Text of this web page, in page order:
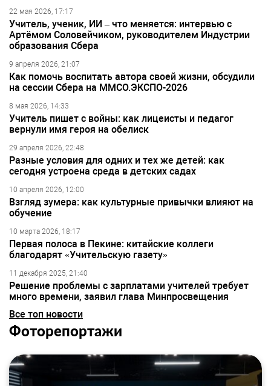
22 мая 2026, 17:17
Учитель, ученик, ИИ – что меняется: интервью с
Артёмом Соловейчиком, руководителем Индустрии
образования Сбера
9 апреля 2026, 21:07
Как помочь воспитать автора своей жизни, обсудили
на сессии Сбера на ММСО.ЭКСПО-2026
8 мая 2026, 14:33
Учитель пишет с войны: как лицеисты и педагог
вернули имя героя на обелиск
29 апреля 2026, 22:48
Разные условия для одних и тех же детей: как
сегодня устроена среда в детских садах
10 апреля 2026, 12:00
Взгляд зумера: как культурные привычки влияют на
обучение
10 марта 2026, 18:17
Первая полоса в Пекине: китайские коллеги
благодарят «Учительскую газету»
11 декабря 2025, 21:40
Решение проблемы с зарплатами учителей требует
много времени, заявил глава Минпросвещения
Все топ новости
Фоторепортажи